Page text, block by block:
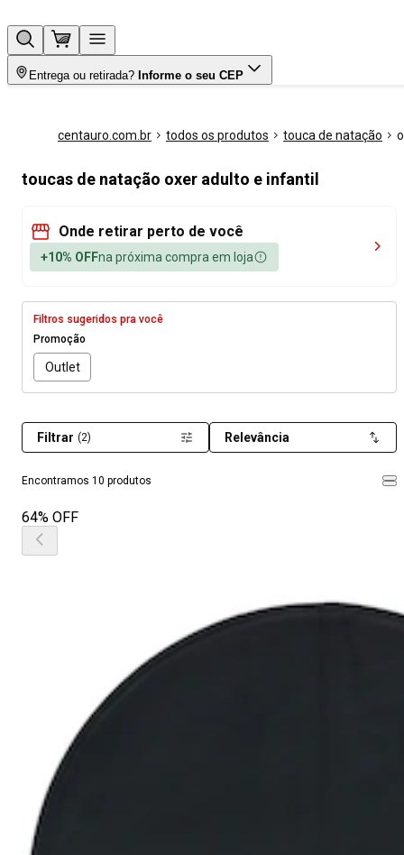
Entrega ou retirada? Informe o seu CEP
centauro.com.br todos os produtos touca de natação
toucas de natação oxer adulto e infantil
Onde retirar perto de você
+10% OFFna próxima compra em loja
Filtros sugeridos pra você
Promoção
Outlet
Encontramos 10 produtos
Filtrar (2) Relevância
64% OFF